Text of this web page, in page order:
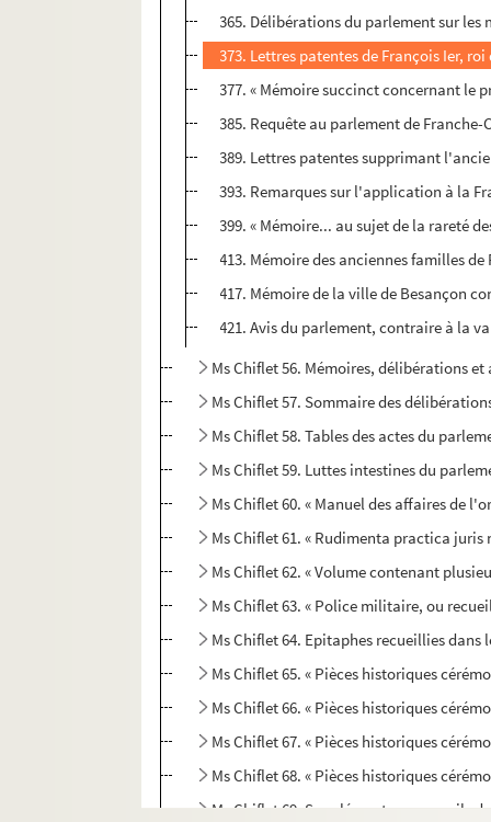
365. Délibérations du parlement sur les
373. Lettres patentes de François Ier,
377. « Mémoire succinct concernant le
385. Requête au parlement de
389. Lettres patentes supprimant
393. Remarques sur l'application à la
399. « Mémoire... au sujet de la rareté
413. Mémoire des anciennes familles
417. Mémoire de la ville de Besançon
421. Avis du parlement, contraire à la
Ms Chiflet 56. Mémoires, délibérations
Ms Chiflet 57. Sommaire des
Ms Chiflet 58. Tables des actes du
Ms Chiflet 59. Luttes intestines du
Ms Chiflet 60. « Manuel des affaires de
Ms Chiflet 61. « Rudimenta practica
Ms Chiflet 62. « Volume contenant
Ms Chiflet 63. « Police militaire, ou
Ms Chiflet 64. Epitaphes recueillies dans
Ms Chiflet 65. « Pièces historiques
Ms Chiflet 66. « Pièces historiques
Ms Chiflet 67. « Pièces historiques
Ms Chiflet 68. « Pièces historiques
Ms Chiflet 69. Supplément aux recueils